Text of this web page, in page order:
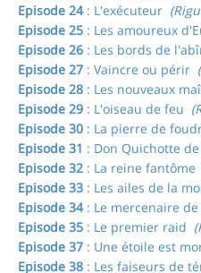
Episode 24: L'exécuteur
Episode 25 : Les amoureux
Episode 26 : Les bords de
Episode 27 : Vaincre ou périr
Episode 28 : Les nouveaux
Episode 29 : L'oiseau de feu
Episode 30 : La pierre de
Episode 31 : Don Quichotte
Episode 32 : La reine fantôme
Episode 33 : Les ailes de la
Episode 34: Le mercenaire
Episode 35 : Le premier raid
Episode 37 : Une étoile est
Episode 38 : Les faiseurs de